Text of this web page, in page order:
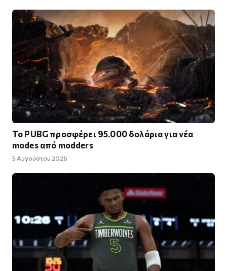
Το PUBG προσφέρει 95.000 δολάρια για νέα
modes από modders
5 Αυγούστου 2026